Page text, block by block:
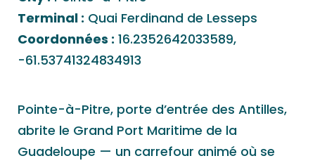
Terminal : Quai Ferdinand de Lesseps
Coordonnées : 16.2352642033589,
-61.53741324834913
Pointe-à-Pitre, porte d’entrée des Antilles,
abrite le Grand Port Maritime de la
Guadeloupe — un carrefour animé où se